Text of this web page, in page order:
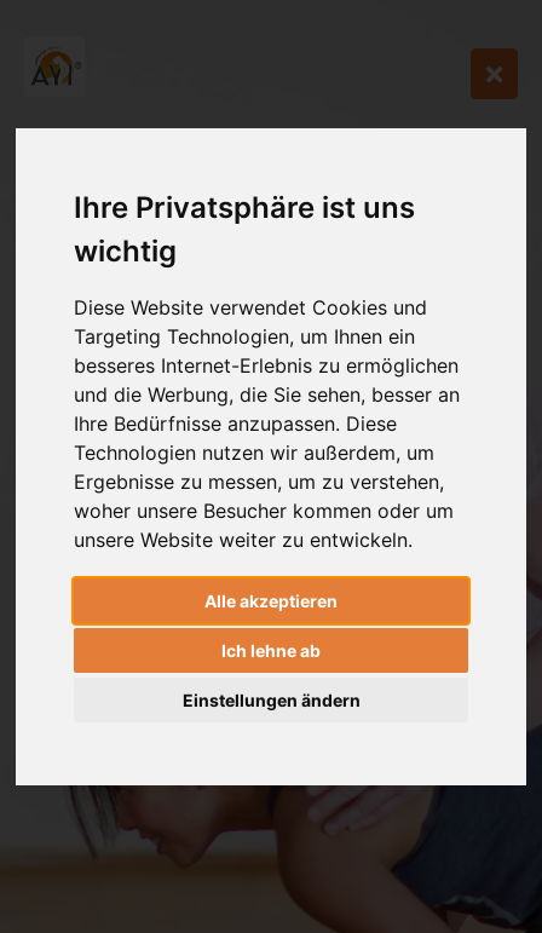
Ihre Privatsphäre ist uns
wichtig
Diese Website verwendet Cookies und
Targeting Technologien, um Ihnen ein
besseres Internet-Erlebnis zu ermöglichen
und die Werbung, die Sie sehen, besser an
Ihre Bedürfnisse anzupassen. Diese
Technologien nutzen wir außerdem, um
Ergebnisse zu messen, um zu verstehen,
woher unsere Besucher kommen oder um
unsere Website weiter zu entwickeln.
Alle akzeptieren
Ich lehne ab
Einstellungen ändern